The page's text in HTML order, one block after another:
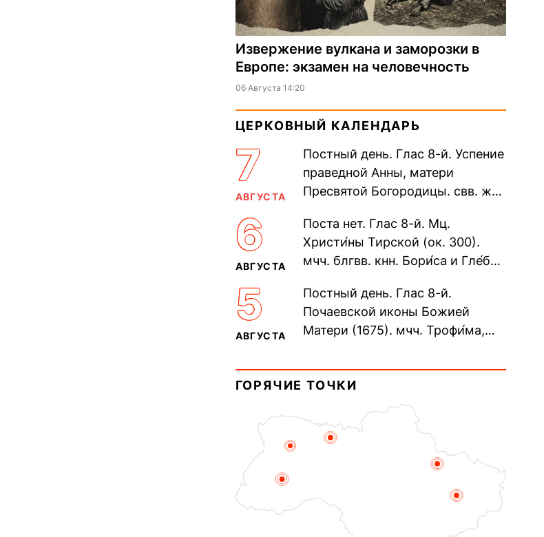
Извержение вулкана и заморозки в
Европе: экзамен на человечность
06 Августа 14:20
ЦЕРКОВНЫЙ КАЛЕНДАРЬ
7
АВГУСТА
Постный день. Глас 8-й. Успение
праведной Анны, матери
Пресвятой Богородицы. свв. жен
прп. Евпракси́и девы,...
6
АВГУСТА
Поста нет. Глас 8-й. Мц.
Христи́ны Тирской (ок. 300).
мчч. блгвв. кнн. Бори́са и Гле́ба,
Дави́да (1015). Прп....
5
АВГУСТА
Постный день. Глас 8-й.
Почаевской иконы Божией
Матери (1675). мчч. Трофи́ма,
мучеников (284–305). прав.
воина Фео́дора...
ГОРЯЧИЕ ТОЧКИ